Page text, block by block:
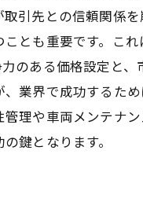
引先との信頼関係
とも重要です。こ
のある価格設定と
業界で成功するた
理や車両メンテナ
鍵となります。